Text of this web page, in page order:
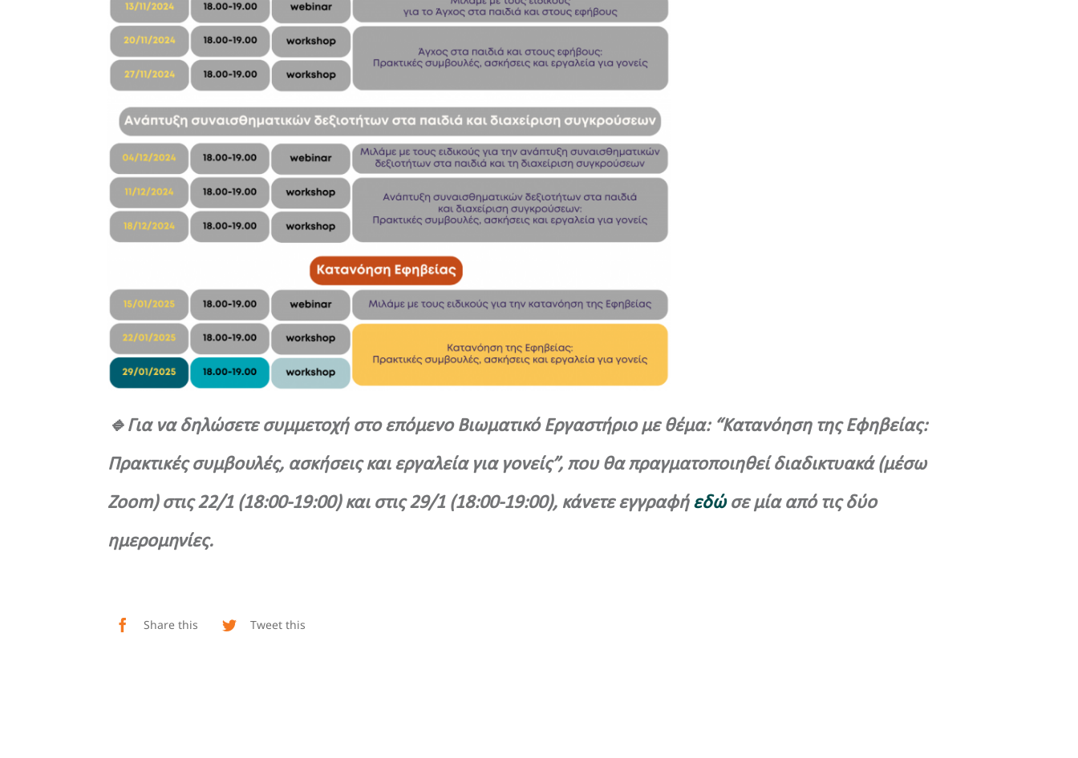
🔹Για να δηλώσετε συμμετοχή στο επόμενο Βιωματικό Εργαστήριο με θέμα: “Κατανόηση της Εφηβείας:
Πρακτικές συμβουλές, ασκήσεις και εργαλεία για γονείς”, που θα πραγματοποιηθεί διαδικτυακά (μέσω
Zoom) στις 22/1 (18:00-19:00) και στις 29/1 (18:00-19:00), κάνετε εγγραφή εδώσε μία από τις δύο
ημερομηνίες.
Share this Tweet this